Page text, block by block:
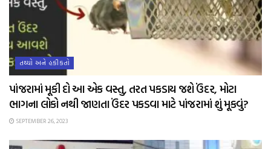
તથ્યો અને હકીકતો
પાંજરામાં મૂકી દો આ એક વસ્તુ, તરત પકડાય જશે ઉંદર, મોટા
ભાગના લોકો નથી જાણતા ઉંદર પકડવા માટે પાંજરામાં શું મૂકવું?
SEPTEMBER 26, 2023